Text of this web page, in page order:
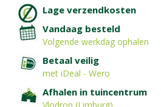
Lage verzendkosten
Vandaag besteld
Volgende werkdag ophalen
Betaal veilig
met iDeal - Wero
Afhalen in tuincentrum